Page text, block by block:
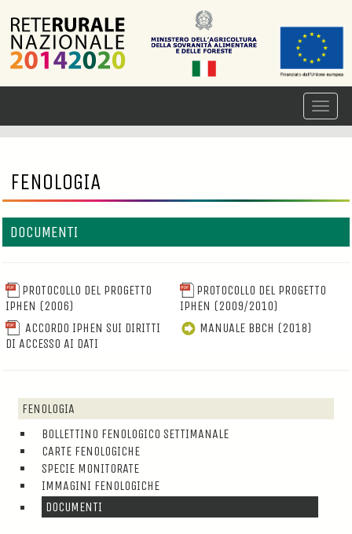
FENOLOGIA
DOCUMENTI
PROTOCOLLO DEL PROGETTO
IPHEN (2006)
PROTOCOLLO DEL PROGETTO
IPHEN (2009/2010)
ACCORDO IPHEN SUI DIRITTI
DI ACCESSO AI DATI
MANUALE BBCH (2018)
FENOLOGIA
BOLLETTINO FENOLOGICO SETTIMANALE
CARTE FENOLOGICHE
SPECIE MONITORATE
IMMAGINI FENOLOGICHE
DOCUMENTI